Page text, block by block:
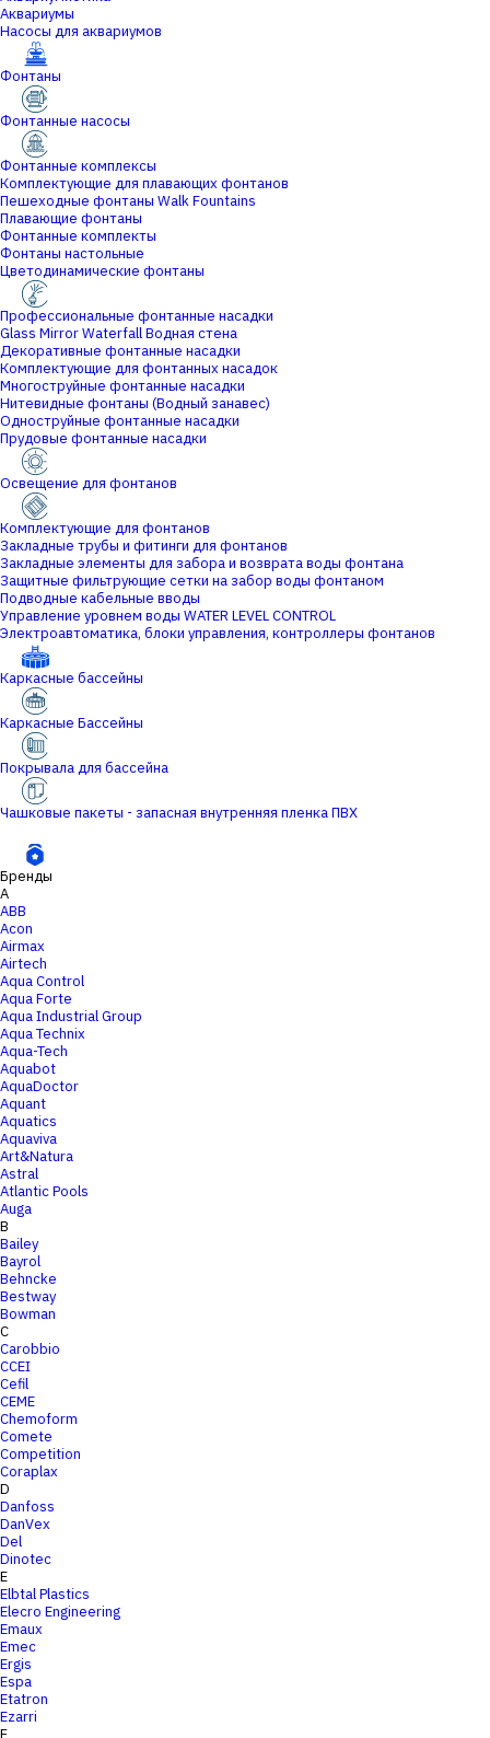
Аквариумы
Насосы для аквариумов
Фонтаны
Фонтанные насосы
Фонтанные комплексы
Комплектующие для плавающих фонтанов
Пешеходные фонтаны Walk Fountains
Плавающие фонтаны
Фонтанные комплекты
Фонтаны настольные
Цветодинамические фонтаны
Профессиональные фонтанные насадки
Glass Mirror Waterfall Водная стена
Декоративные фонтанные насадки
Комплектующие для фонтанных насадок
Многоструйные фонтанные насадки
Нитевидные фонтаны (Водный занавес)
Одноструйные фонтанные насадки
Прудовые фонтанные насадки
Освещение для фонтанов
Комплектующие для фонтанов
Закладные трубы и фитинги для фонтанов
Закладные элементы для забора и возврата воды фонтана
Защитные фильтрующие сетки на забор воды фонтаном
Подводные кабельные вводы
Управление уровнем воды WATER LEVEL CONTROL
Электроавтоматика, блоки управления, контроллеры фонтанов
Каркасные бассейны
Каркасные Бассейны
Покрывала для бассейна
Чашковые пакеты - запасная внутренняя пленка ПВХ
Бренды
A
ABB
Acon
Airmax
Airtech
Aqua Control
Aqua Forte
Aqua Industrial Group
Aqua Technix
Aqua-Tech
Aquabot
AquaDoctor
Aquant
Aquatics
Aquaviva
Art&Natura
Astral
Atlantic Pools
Auga
B
Bailey
Bayrol
Behncke
Bestway
Bowman
C
Carobbio
CCEI
Cefil
CEME
Chemoform
Comete
Competition
Coraplax
D
Danfoss
DanVex
Del
Dinotec
E
Elbtal Plastics
Elecro Engineering
Emaux
Emec
Ergis
Espa
Etatron
Ezarri
F